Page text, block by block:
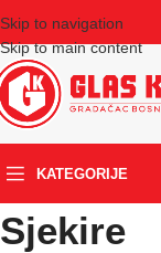
Skip to navigation
Skip to main content
KATEGORIJE
Sjekire